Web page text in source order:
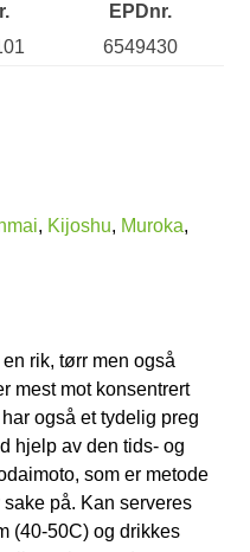
EPDnr.
6549430
, Kijoshu, Muroka,
rik, tørr men også
mest mot konsentrert
også et tydelig preg
hjelp av den tids- og
som er metode
på. Kan serveres
(40-50C) og drikkes